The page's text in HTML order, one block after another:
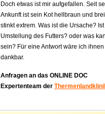
Doch etwas ist mir aufgefallen. Seit
Ankunft ist sein Kot hellbraun und
stinkt extrem. Was ist die Ursache?
Umstellung des Futters? oder was
sein? Für eine Antwort wäre ich ihnen
dankbar.
Anfragen an das ONLINE DOC
Expertenteam der